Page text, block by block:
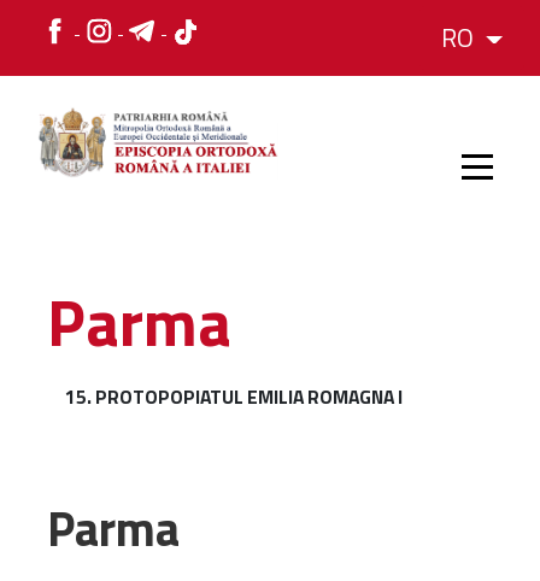
RO
ISTORIC
ORGANIZAREA
Parma
15. PROTOPOPIATUL EMILIA ROMAGNA I
Parma